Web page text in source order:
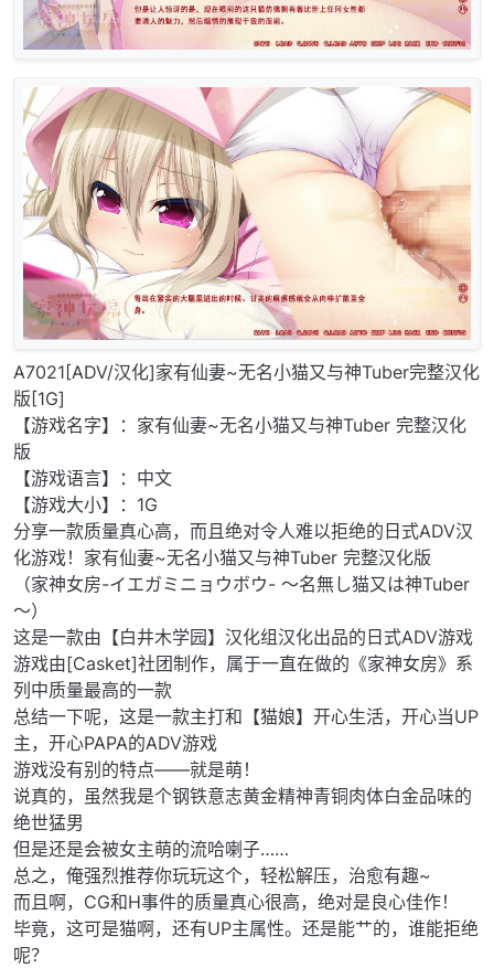
A7021[ADV/汉化]家有仙妻~无名小猫又与神Tuber完整汉化
版[1G]
【游戏名字】：家有仙妻~无名小猫又与神Tuber 完整汉化
版
【游戏语言】：中文
【游戏大小】：1G
分享一款质量真心高，而且绝对令人难以拒绝的日式ADV汉
化游戏！家有仙妻~无名小猫又与神Tuber 完整汉化版
（家神女房-イエガミニョウボウ- ～名無し猫又は神Tuber
～）
这是一款由【白井木学园】汉化组汉化出品的日式ADV游戏
游戏由[Casket]社团制作，属于一直在做的《家神女房》系
列中质量最高的一款
总结一下呢，这是一款主打和【猫娘】开心生活，开心当UP
主，开心PAPA的ADV游戏
游戏没有别的特点——就是萌！
说真的，虽然我是个钢铁意志黄金精神青铜肉体白金品味的
绝世猛男
但是还是会被女主萌的流哈喇子……
总之，俺强烈推荐你玩玩这个，轻松解压，治愈有趣~
而且啊，CG和H事件的质量真心很高，绝对是良心佳作！
毕竟，这可是猫啊，还有UP主属性。还是能艹的，谁能拒绝
呢？